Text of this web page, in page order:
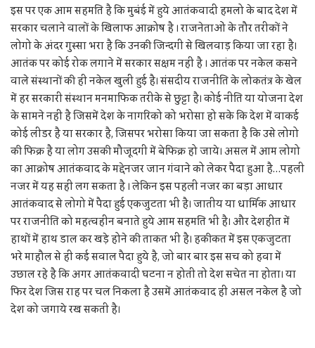
इस पर एक आम सहमति है कि मुबंई में हुये आतंकवादी हमलो के बाद देश में
सरकार चलाने वालों के खिलाफ आक्रोष है । राजनेताओं के तौर तरीकों ने
लोगो के अंदर गुस्सा भरा है कि उनकी जिन्दगी से खिलवाड़ किया जा रहा है।
आतंक पर कोई रोक लगाने में सरकार सक्षम नहीं है । आतंक पर नकेल कसने
वाले संस्थानों की ही नकेल खुली हुई है। संसदीय राजनीति के लोकतंत्र के खेल
में हर सरकारी संस्थान मनमाफिक तरीके से छुट्टा है। कोई नीति या योजना देश
के सामने नहीं है जिसमें देश के नागरिको को भरोसा हो सके कि देश में वाकई
कोई लीडर है या सरकार है, जिसपर भरोसा किया जा सकता है कि उसे लोगो
की फिक्र है या लोग उसकी मौजूदगी में बेफिक्र हो जाये। असल में आम लोगो
का आक्रोष आतंकवाद के मद्देनजर जान गंवाने को लेकर पैदा हुआ है…पहली
नजर में यह सही लग सकता है । लेकिन इस पहली नजर का बड़ा आधार
आतंकवाद से लोगो में पैदा हुई एकजुटता भी है। जातीय या धार्मिक आधार
पर राजनीति को महत्वहीन बनाते हुये आम सहमति भी है। और देशहीत में
हाथों में हाथ डाल कर खड़े होने की ताकत भी है। हकीकत में इस एकजुटता
भरे माहौल से ही कई सवाल पैदा हुये है, जो बार बार इस सच को हवा में
उछाल रहे है कि अगर आतंकवादी घटना न होती तो देश सचेत ना होता। या
फिर देश जिस राह पर चल निकला है उसमें आतंकवाद ही असल नकेल है जो
देश को जगाये रख सकती है।